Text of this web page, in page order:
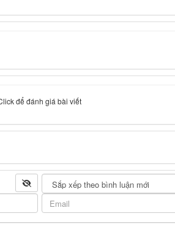
để đánh giá bài viết